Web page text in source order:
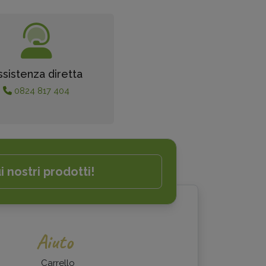
diretta
0824 817 404
nostri prodotti!
Aiuto
Carrello